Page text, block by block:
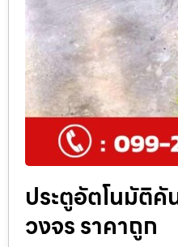
ประตูอัตโนมัติคั
วงจร ราคาถูก